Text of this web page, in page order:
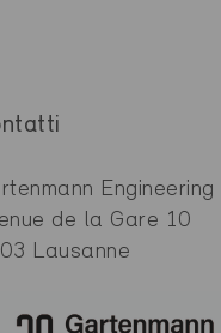
Engineering
de la Gare 10
Lausanne